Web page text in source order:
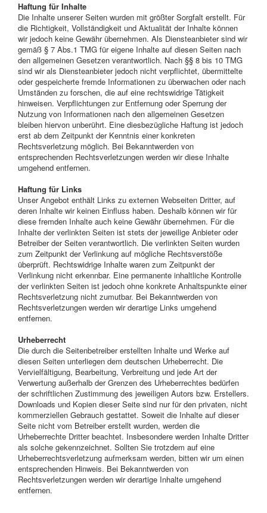
Haftung für Inhalte
Die Inhalte unserer Seiten wurden mit größter Sorgfalt erstellt. Für
die Richtigkeit, Vollständigkeit und Aktualität der Inhalte können
wir jedoch keine Gewähr übernehmen. Als Diensteanbieter sind wir
gemäß § 7 Abs.1 TMG für eigene Inhalte auf diesen Seiten nach
den allgemeinen Gesetzen verantwortlich. Nach §§ 8 bis 10 TMG
sind wir als Diensteanbieter jedoch nicht verpflichtet, übermittelte
oder gespeicherte fremde Informationen zu überwachen oder nach
Umständen zu forschen, die auf eine rechtswidrige Tätigkeit
hinweisen. Verpflichtungen zur Entfernung oder Sperrung der
Nutzung von Informationen nach den allgemeinen Gesetzen
bleiben hiervon unberührt. Eine diesbezügliche Haftung ist jedoch
erst ab dem Zeitpunkt der Kenntnis einer konkreten
Rechtsverletzung möglich. Bei Bekanntwerden von
entsprechenden Rechtsverletzungen werden wir diese Inhalte
umgehend entfernen.
Haftung für Links
Unser Angebot enthält Links zu externen Webseiten Dritter, auf
deren Inhalte wir keinen Einfluss haben. Deshalb können wir für
diese fremden Inhalte auch keine Gewähr übernehmen. Für die
Inhalte der verlinkten Seiten ist stets der jeweilige Anbieter oder
Betreiber der Seiten verantwortlich. Die verlinkten Seiten wurden
zum Zeitpunkt der Verlinkung auf mögliche Rechtsverstöße
überprüft. Rechtswidrige Inhalte waren zum Zeitpunkt der
Verlinkung nicht erkennbar. Eine permanente inhaltliche Kontrolle
der verlinkten Seiten ist jedoch ohne konkrete Anhaltspunkte einer
Rechtsverletzung nicht zumutbar. Bei Bekanntwerden von
Rechtsverletzungen werden wir derartige Links umgehend
entfernen.
Urheberrecht
Die durch die Seitenbetreiber erstellten Inhalte und Werke auf
diesen Seiten unterliegen dem deutschen Urheberrecht. Die
Vervielfältigung, Bearbeitung, Verbreitung und jede Art der
Verwertung außerhalb der Grenzen des Urheberrechtes bedürfen
der schriftlichen Zustimmung des jeweiligen Autors bzw. Erstellers.
Downloads und Kopien dieser Seite sind nur für den privaten, nicht
kommerziellen Gebrauch gestattet. Soweit die Inhalte auf dieser
Seite nicht vom Betreiber erstellt wurden, werden die
Urheberrechte Dritter beachtet. Insbesondere werden Inhalte Dritter
als solche gekennzeichnet. Sollten Sie trotzdem auf eine
Urheberrechtsverletzung aufmerksam werden, bitten wir um einen
entsprechenden Hinweis. Bei Bekanntwerden von
Rechtsverletzungen werden wir derartige Inhalte umgehend
entfernen.